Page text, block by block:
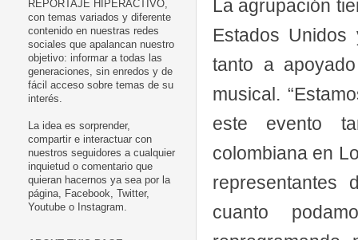
La agrupación
Estados
tanto a
musical.
este evento
colombiana en
cuanto
REPORTAJE HIPERACTIVO,
con temas variados y diferente
contenido en nuestras redes
sociales que apalancan nuestro
objetivo: informar a todas las
generaciones, sin enredos y de
fácil acceso sobre temas de su
interés.
La idea es sorprender,
compartir e interactuar con
nuestros seguidores a cualquier
inquietud o comentario que
quieran hacernos ya sea por la
página, Facebook, Twitter,
Youtube o Instagram.